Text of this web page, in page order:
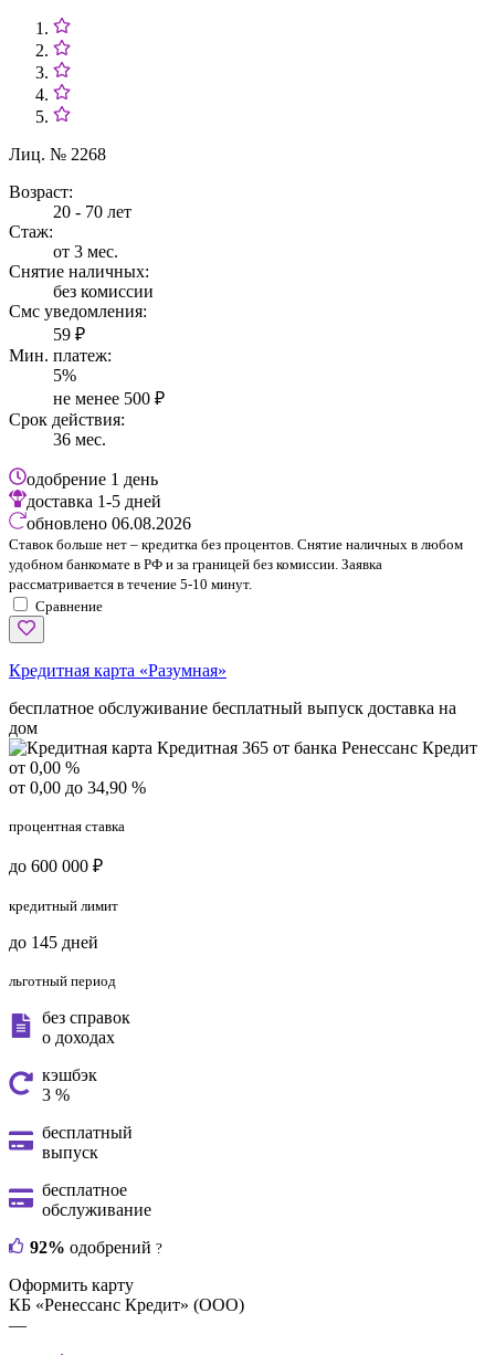
Лиц. № 2268
Возраст:
20 - 70 лет
Стаж:
от 3 мес.
Снятие наличных:
без комиссии
Смс уведомления:
59 ₽
Мин. платеж:
5%
не менее 500 ₽
Срок действия:
36 мес.
одобрение 1 день
доставка 1-5 дней
обновлено 06.08.2026
Ставок больше нет – кредитка без процентов. Снятие наличных в любом
удобном банкомате в РФ и за границей без комиссии. Заявка
рассматривается в течение 5-10 минут.
Сравнение
Кредитная карта «Разумная»
бесплатное обслуживание бесплатный выпуск доставка на
дом
от 0,00 %
от 0,00 до 34,90 %
процентная ставка
до 600 000 ₽
кредитный лимит
до 145 дней
льготный период
без справок
о доходах
кэшбэк
3 %
бесплатный
выпуск
бесплатное
обслуживание
92% одобрений ?
Оформить карту
КБ «Ренессанс Кредит» (ООО)
—